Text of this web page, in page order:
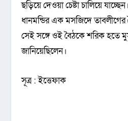
ছড়িয়ে দেওয়া চেষ্টা চালিয়ে
ধানমন্ডির এক মসজিদে তাবলীগের
সেই সঙ্গে ওই বৈঠকে শরিক হতে
জানিয়েছিলেন।
সূত্র : ইত্তেফাক